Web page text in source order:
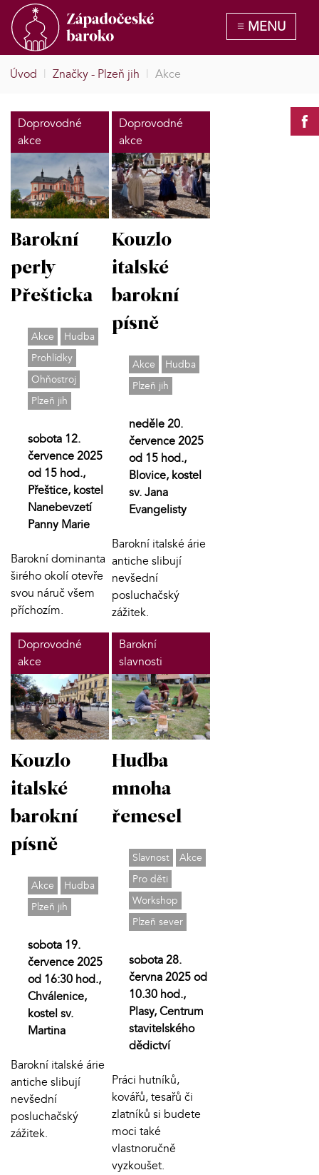
Úvod | Značky - Plzeň jih | Akce
Doprovodné
akce
Barokní
perly
Přešticka
Akce
Hudba
Prohlídky
Ohňostroj
Plzeň jih
sobota 12.
července 2025
od 15 hod.,
Přeštice, kostel
Nanebevzetí
Panny Marie
Barokní dominanta
širého okolí otevře
svou náruč všem
příchozím.
Doprovodné
akce
Kouzlo
italské
barokní
písně
Akce
Hudba
Plzeň jih
neděle 20.
července 2025
od 15 hod.,
Blovice, kostel
sv. Jana
Evangelisty
Barokní italské árie
antiche slibují
nevšední
posluchačský
zážitek.
Doprovodné
akce
Kouzlo
italské
barokní
písně
Akce
Hudba
Plzeň jih
sobota 19.
července 2025
od 16:30 hod.,
Chválenice,
kostel sv.
Martina
Barokní italské árie
antiche slibují
nevšední
posluchačský
zážitek.
Barokní
slavnosti
Hudba
mnoha
řemesel
Slavnost
Akce
Pro děti
Workshop
Plzeň sever
sobota 28.
června 2025 od
10.30 hod.,
Plasy, Centrum
stavitelského
dědictví
Práci hutníků,
kovářů, tesařů či
zlatníků si budete
moci také
vlastnoručně
vyzkoušet.